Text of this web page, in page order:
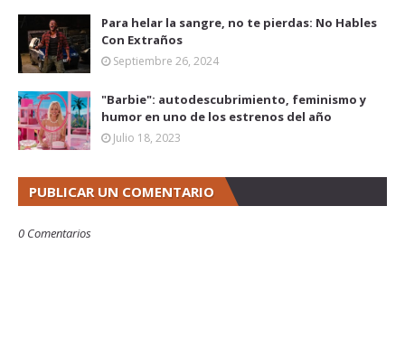
Para helar la sangre, no te pierdas: No Hables
Con Extraños
Septiembre 26, 2024
"Barbie": autodescubrimiento, feminismo y
humor en uno de los estrenos del año
Julio 18, 2023
PUBLICAR UN COMENTARIO
0 Comentarios